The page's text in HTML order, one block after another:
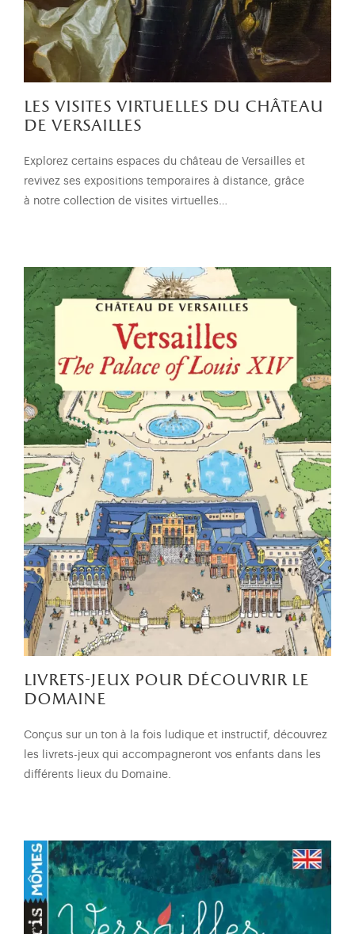
les visites virtuelles du château
de versailles
Explorez certains espaces du château de Versailles et
revivez ses expositions temporaires à distance, grâce
à notre collection de visites virtuelles…
livrets-jeux pour découvrir le
domaine
Conçus sur un ton à la fois ludique et instructif, découvrez
les livrets-jeux qui accompagneront vos enfants dans les
différents lieux du Domaine.